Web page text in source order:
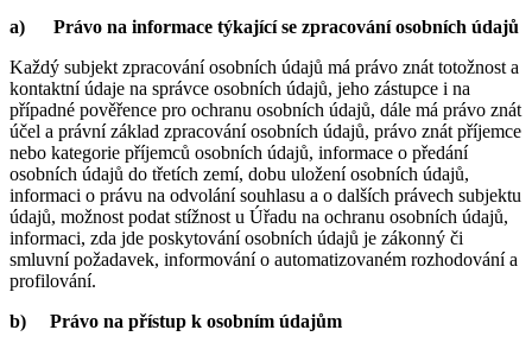
a) Právo na informace týkající se zpracování osobních údajů
Každý subjekt zpracování osobních údajů má právo znát totožnost a
kontaktní údaje na správce osobních údajů, jeho zástupce i na
případné pověřence pro ochranu osobních údajů, dále má právo znát
účel a právní základ zpracování osobních údajů, právo znát příjemce
nebo kategorie příjemců osobních údajů, informace o předání
osobních údajů do třetích zemí, dobu uložení osobních údajů,
informaci o právu na odvolání souhlasu a o dalších právech subjektu
údajů, možnost podat stížnost u Úřadu na ochranu osobních údajů,
informaci, zda jde poskytování osobních údajů je zákonný či
smluvní požadavek, informování o automatizovaném rozhodování a
profilování.
b) Právo na přístup k osobním údajům